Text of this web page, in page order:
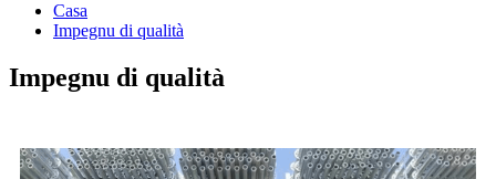
Casa
Impegnu di qualità
Impegnu di qualità